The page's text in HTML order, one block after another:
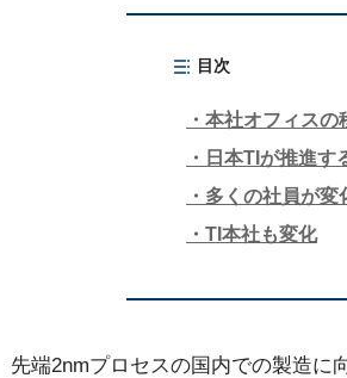
目次
本社オフィスの
日本TIが推進
多くの社員が変
TI本社も変化
先端2nmプロセスの国内での製造に